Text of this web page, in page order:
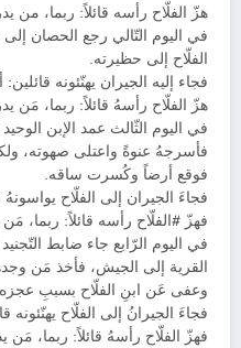
هزّ الفلّاح رأسه قائلاً: ربما، من
في اليوم التّالي رجع الحصان
الفلّاح إلى حظيرته.
فجاء إليه الجيران يهنّئونه
هزّ الفلّاح رأسهُ قائلاً: ربما، مَن
في اليوم الثّالث عمد الإبن الوحيد
فأسرجهُ عنوةً واعتلى صهوته،
فوقع أرضاً وكُسرت ساقه.
فجاءَ الجيران إلى الفلّاح
فهزّ #الفلّاح رأسه قائلاً: ربما،
في اليوم الرّابع جاء ضابط
القرية إلى الجيش، فأخذ مَن
وعفى عَن ابنِ الفلّاح بسببِ
فجاءَ الجيرانُ إلى الفلّاح
فهزّ الفلّاح رأسهُ قائلاً: ربما، مَن